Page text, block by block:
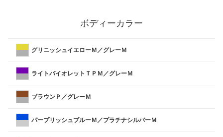
ボディーカラー
グリニッシュイエローＭ／グレーＭ
ライトバイオレットＴＰＭ／グレーＭ
ブラウンＰ／グレーＭ
パープリッシュブルーＭ／プラチナシルバーＭ